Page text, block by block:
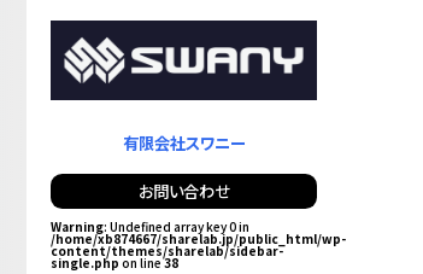
有限会社スワニー
お問い合わせ
Warning: Undefined array key 0 in
/home/xb874667/sharelab.jp/public_html/wp-
content/themes/sharelab/sidebar-
single.php on line38